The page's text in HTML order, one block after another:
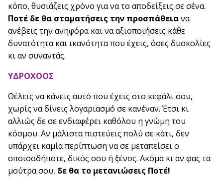
κόπο, θυσιάζεις χρόνο για να το αποδείξεις σε σένα.
Ποτέ δε θα σταματήσεις την προσπάθειανα
ανέβεις την ανηφόρα και να αξιοποιήσεις κάθε
δυνατότητα και ικανότητα που έχεις, όσες δυσκολίες
κι αν συναντάς.
ΥΔΡΟΧΟΟΣ
Θέλεις να κάνεις αυτό που έχεις στο κεφάλι σου,
χωρίς να δίνεις λογαριασμό σε κανέναν. Έτσι κι
αλλιώς δε σε ενδιαφέρει καθόλου η γνώμη του
κόσμου. Αν μάλιστα πιστεύεις πολύ σε κάτι, δεν
υπάρχει καμία περίπτωση να σε μεταπείσει ο
οποιοσδήποτε, δικός σου ή ξένος. Ακόμα κι αν φας τα
μούτρα σου, δε θα το μετανιώσεις Ποτέ!